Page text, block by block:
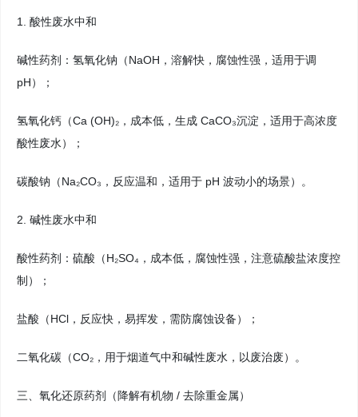
1. 酸性废水中和
碱性药剂：氢氧化钠（NaOH，溶解快，腐蚀性强，适用于调
pH）；
氢氧化钙（Ca (OH)₂，成本低，生成 CaCO₃沉淀，适用于高浓度
酸性废水）；
碳酸钠（Na₂CO₃，反应温和，适用于 pH 波动小的场景）。
2. 碱性废水中和
酸性药剂：硫酸（H₂SO₄，成本低，腐蚀性强，注意硫酸盐浓度控
制）；
盐酸（HCl，反应快，易挥发，需防腐蚀设备）；
二氧化碳（CO₂，用于烟道气中和碱性废水，以废治废）。
三、氧化还原药剂（降解有机物 / 去除重金属）